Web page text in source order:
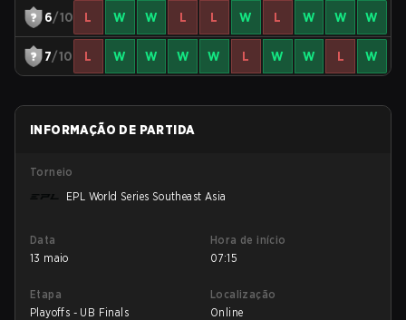
6/10 L W W L L W L W W W
7/10 L W W W W L W W L W
INFORMAÇÃO DE PARTIDA
Torneio
EPL World Series Southeast Asia
Data
13 maio
Hora de início
07:15
Etapa
Playoffs - UB Finals
Localização
Online